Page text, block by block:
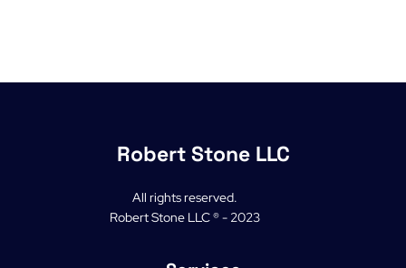
Robert Stone LLC
All rights reserved.
Robert Stone LLC ® - 2023